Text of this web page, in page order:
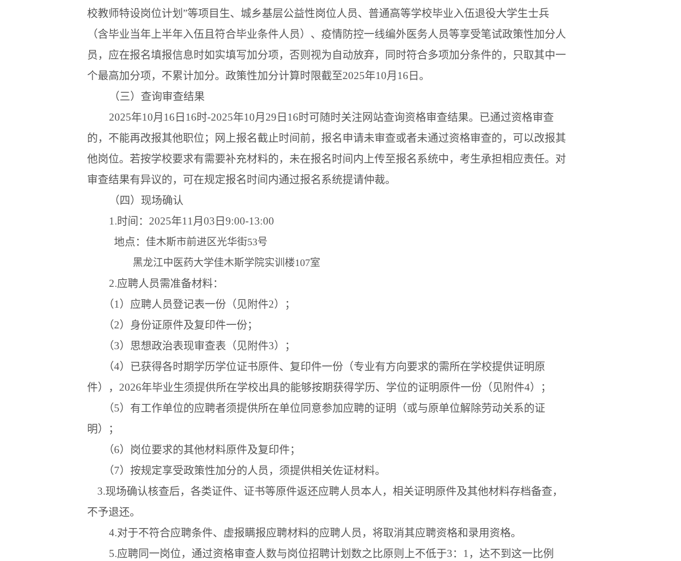
校教师特设岗位计划”等项目生、城乡基层公益性岗位人员、普通高等学校毕业入伍退役大学生士兵
（含毕业当年上半年入伍且符合毕业条件人员）、疫情防控一线编外医务人员等享受笔试政策性加分人
员，应在报名填报信息时如实填写加分项，否则视为自动放弃，同时符合多项加分条件的，只取其中一
个最高加分项，不累计加分。政策性加分计算时限截至2025年10月 16 日。
（三）查询审查结果
2025年10月 16 日 16时-2025年10月 29 日 16时可随时关注网站查询资格审查结果。已通过资格审查
的，不能再改报其他职位；网上报名截止时间前，报名申请未审查或者未通过资格审查的，可以改报其
他岗位。若按学校要求有需要补充材料的，未在报名时间内上传至报名系统中，考生承担相应责任。对
审查结果有异议的，可在规定报名时间内通过报名系统提请仲裁。
（四）现场确认
1.时间： 2025年11月 03 日 9:00-13:00
地点： 佳木斯市前进区光华街53号
黑龙江中医药大学佳木斯学院实训楼107室
2.应聘人员需准备材料：
（1）应聘人员登记表一份（见附件2）；
（2）身份证原件及复印件一份；
（3）思想政治表现审查表（见附件3）；
（4）已获得各时期学历学位证书原件、复印件一份（专业有方向要求的需所在学校提供证明原
件）， 2026年毕业生须提供所在学校出具的能够按期获得学历、学位的证明原件一份（见附件4）；
（5）有工作单位的应聘者须提供所在单位同意参加应聘的证明（或与原单位解除劳动关系的证
明）；
（6）岗位要求的其他材料原件及复印件；
（7）按规定享受政策性加分的人员，须提供相关佐证材料。
3.现场确认核查后，各类证件、证书等原件返还应聘人员本人，相关证明原件及其他材料存档备查，
不予退还。
4.对于不符合应聘条件、虚报瞒报应聘材料的应聘人员，将取消其应聘资格和录用资格。
5.应聘同一岗位，通过资格审查人数与岗位招聘计划数之比原则上不低于3： 1 ，达不到这一比例